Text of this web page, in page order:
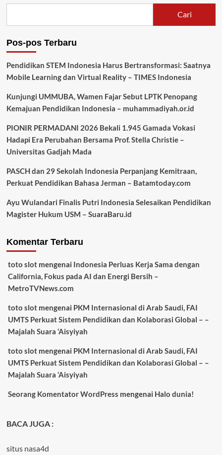
Cari
Pos-pos Terbaru
Pendidikan STEM Indonesia Harus Bertransformasi: Saatnya
Mobile Learning dan Virtual Reality – TIMES Indonesia
Kunjungi UMMUBA, Wamen Fajar Sebut LPTK Penopang
Kemajuan Pendidikan Indonesia – muhammadiyah.or.id
PIONIR PERMADANI 2026 Bekali 1.945 Gamada Vokasi
Hadapi Era Perubahan Bersama Prof. Stella Christie –
Universitas Gadjah Mada
PASCH dan 29 Sekolah Indonesia Perpanjang Kemitraan,
Perkuat Pendidikan Bahasa Jerman – Batamtoday.com
Ayu Wulandari Finalis Putri Indonesia Selesaikan Pendidikan
Magister Hukum USM – SuaraBaru.id
Komentar Terbaru
toto slotmengenai Indonesia Perluas Kerja Sama dengan
California, Fokus pada AI dan Energi Bersih –
MetroTVNews.com
toto slotmengenai PKM Internasional di Arab Saudi, FAI
UMTS Perkuat Sistem Pendidikan dan Kolaborasi Global – –
Majalah Suara ‘Aisyiyah
toto slotmengenai PKM Internasional di Arab Saudi, FAI
UMTS Perkuat Sistem Pendidikan dan Kolaborasi Global – –
Majalah Suara ‘Aisyiyah
Seorang Komentator WordPress mengenai Halo dunia!
BACA JUGA :
situs nasa4d